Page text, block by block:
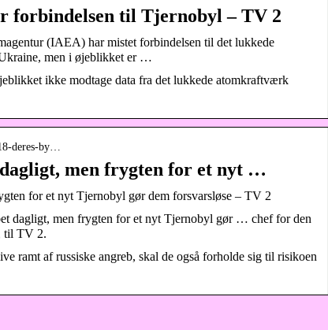
forbindelsen til Tjernobyl – TV 2
(IAEA) har mistet forbindelsen til det lukkede
men i øjeblikket er …
ikke modtage data fra det lukkede atomkraftværk
deres-by…
men frygten for et nyt …
for et nyt Tjernobyl gør dem forsvarsløse – TV 2
dagligt, men frygten for et nyt Tjernobyl gør … chef for den
til TV 2.
ramt af russiske angreb, skal de også forholde sig til risikoen